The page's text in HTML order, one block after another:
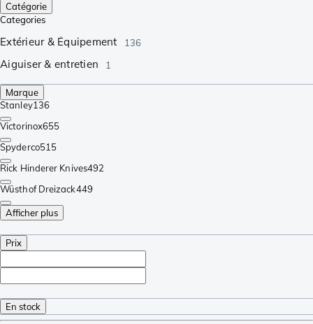
Catégorie
Categories
Extérieur & Équipement 136
Aiguiser & entretien 1
Marque
Stanley136
Victorinox655
Spyderco515
Rick Hinderer Knives492
Wüsthof Dreizack449
Afficher plus
Prix
En stock